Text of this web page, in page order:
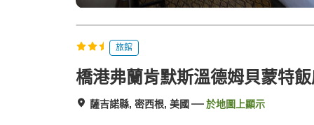
旅館
橋港弗蘭肯默斯溫德姆貝蒙特
薩吉諾縣, 密西根, 美國 於地圖上顯示